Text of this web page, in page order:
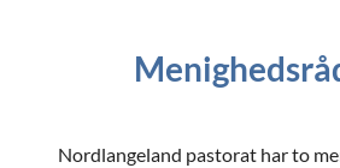
Nordlangeland pastorat har to